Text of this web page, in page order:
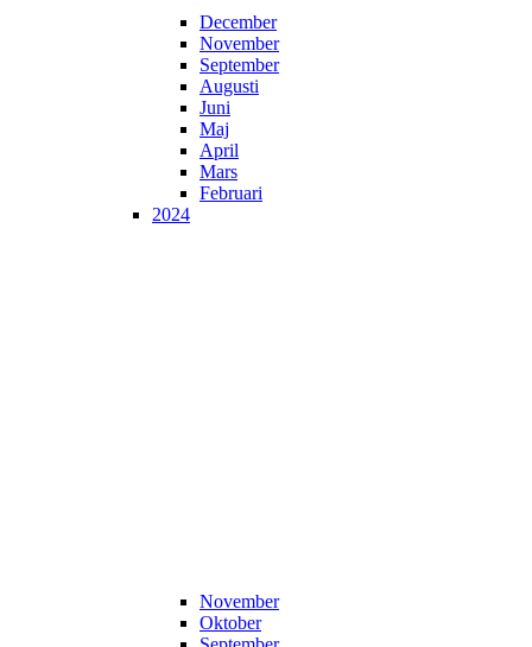
December
November
September
Augusti
Juni
Maj
April
Mars
Februari
2024
November
Oktober